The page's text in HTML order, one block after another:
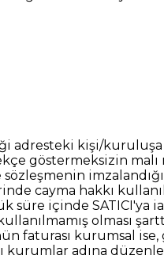
adresteki kişi/
göstermeksizin malı
cayma hakkı
süre içinde
olması
faturası kurumsal
adına